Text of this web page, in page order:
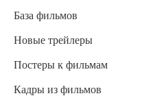
База фильмов
Новые трейлеры
Постеры к фильмам
Кадры из фильмов